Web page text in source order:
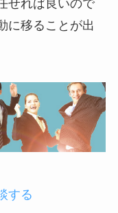
せれば良いので
に移ることが出
する